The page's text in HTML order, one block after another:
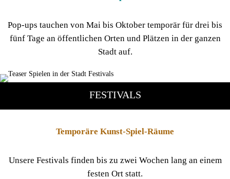
Pop-ups tauchen von Mai bis Oktober temporär für drei bis
fünf Tage an öffentlichen Orten und Plätzen in der ganzen
Stadt auf.
FESTIVALS
Temporäre Kunst-Spiel-Räume
Unsere Festivals finden bis zu zwei Wochen lang an einem
festen Ort statt.